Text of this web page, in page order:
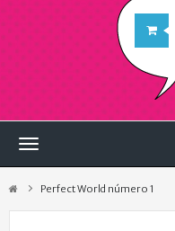
Navegación
Perfect World número 1